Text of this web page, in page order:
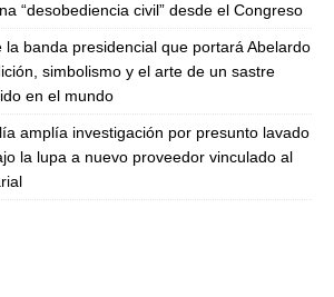
“desobediencia civil” desde el Congreso
la banda presidencial que portará Abelardo
simbolismo y el arte de un sastre
en el mundo
amplía investigación por presunto lavado
la lupa a nuevo proveedor vinculado al